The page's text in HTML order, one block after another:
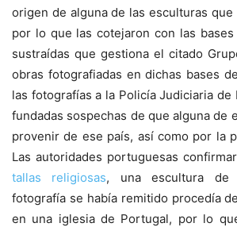
origen de alguna de las esculturas que
por lo que las cotejaron con las
sustraídas que gestiona el citado
obras fotografiadas en dichas bases
las fotografías a la Policía Judiciaria
fundadas sospechas de que alguna de
provenir de ese país, así como por la
Las autoridades portuguesas
tallas religiosas, una escultura de
fotografía se había remitido procedía
en una iglesia de Portugal, por lo